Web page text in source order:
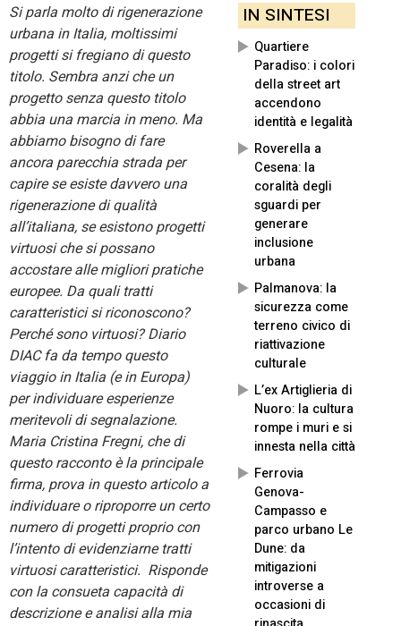
IN SINTESI
Quartiere
Paradiso: i colori
della street art
accendono
identità e legalità
Roverella a
Cesena: la
coralità degli
sguardi per
generare
inclusione
urbana
Palmanova: la
sicurezza come
terreno civico di
riattivazione
culturale
L’ex Artiglieria di
Nuoro: la cultura
rompe i muri e si
innesta nella città
Ferrovia
Genova-
Campasso e
parco urbano Le
Dune: da
mitigazioni
introverse a
occasioni di
Si parla molto di rigenerazione
urbana in Italia, moltissimi
progetti si fregiano di questo
titolo. Sembra anzi che un
progetto senza questo titolo
abbia una marcia in meno. Ma
abbiamo bisogno di fare
ancora parecchia strada per
capire se esiste davvero una
rigenerazione di qualità
all’italiana, se esistono progetti
virtuosi che si possano
accostare alle migliori pratiche
europee. Da quali tratti
caratteristici si riconoscono?
Perché sono virtuosi? Diario
DIAC fa da tempo questo
viaggio in Italia (e in Europa)
per individuare esperienze
meritevoli di segnalazione.
Maria Cristina Fregni, che di
questo racconto è la principale
firma, prova in questo articolo a
individuare o riproporre un certo
numero di progetti proprio con
l’intento di evidenziarne tratti
virtuosi caratteristici. Risponde
con la consueta capacità di
descrizione e analisi alla mia